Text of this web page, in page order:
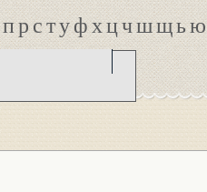
прстуфхцчшщью